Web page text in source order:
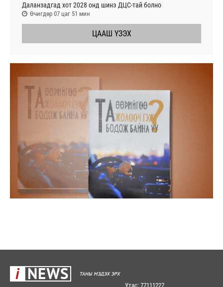
Даланзадгад хот 2028 онд шинэ ДЦС-тай болно
Өчигдөр 07 цаг 51 мин
ЦААШ ҮЗЭХ
Утас: 77111227